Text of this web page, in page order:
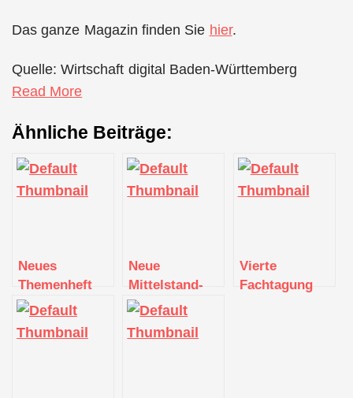
Das ganze Magazin finden Sie hier.
Quelle: Wirtschaft digital Baden-Württemberg
Read More
Ähnliche Beiträge:
Neues
Themenheft
von
Mittelstand-
Digital: Was
Neue
Mittelstand-
Digital Studie
„Künstliche
Intelligenz im
Vierte
Fachtagung